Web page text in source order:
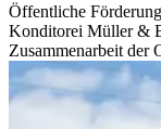
Öffentliche
Konditorei Müller &
Zusammenarbeit der